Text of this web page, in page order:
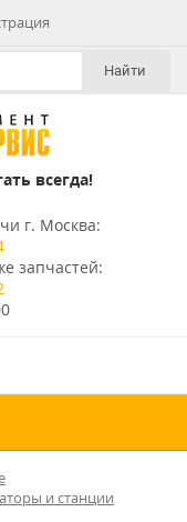
Найти
всегда!
г. Москва:
запчастей:
и станции